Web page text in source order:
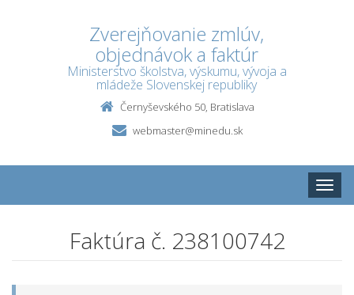
Zverejňovanie zmlúv,
objednávok a faktúr
Ministerstvo školstva, výskumu, vývoja a
mládeže Slovenskej republiky
Černyševského 50, Bratislava
webmaster@minedu.sk
Toggle
Faktúra č. 238100742